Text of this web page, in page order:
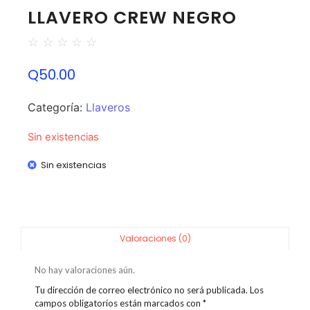
LLAVERO CREW NEGRO
☆ ☆ ☆ ☆ ☆
Q50.00
Categoría: Llaveros
Sin existencias
Sin existencias
Valoraciones (0)
No hay valoraciones aún.
Tu dirección de correo electrónico no será publicada. Los
campos obligatorios están marcados con *